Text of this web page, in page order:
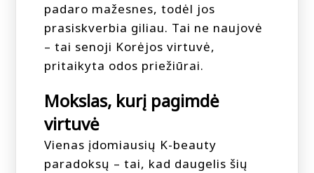
padaro mažesnes, todėl jos
prasiskverbia giliau. Tai ne naujovė
– tai senoji Korėjos virtuvė,
pritaikyta odos priežiūrai.
Mokslas, kurį pagimdė
virtuvė
Vienas įdomiausių K-beauty
paradoksų – tai, kad daugelis šių